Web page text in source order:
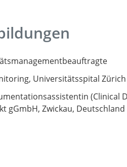
Universitätsspital Zürich
(Clinical
gGmbH, Zwickau, Deutschland